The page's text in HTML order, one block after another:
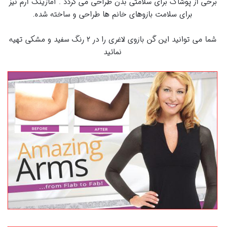
برای سلامت بازوهای خانم ها طراحی و ساخته شده.
شما می توانید این گن بازوی لاغری را در ۲ رنگ سفید و مشکی تهیه
نمائید